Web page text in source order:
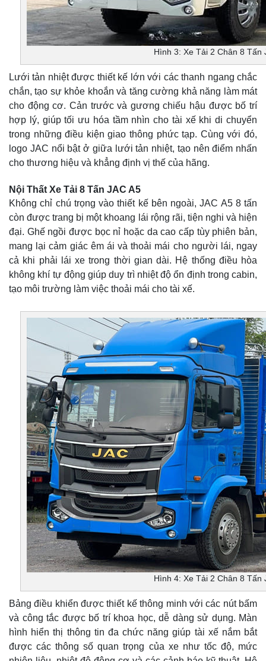
Hình 3: Xe Tải 2 Chân 8 Tấn
Lưới tản nhiệt được thiết kế lớn với các thanh ngang chắc
chắn, tạo sự khỏe khoắn và tăng cường khả năng làm mát
cho động cơ. Cản trước và gương chiếu hậu được bố trí
hợp lý, giúp tối ưu hóa tầm nhìn cho tài xế khi di chuyển
trong những điều kiện giao thông phức tạp. Cùng với đó,
logo JAC nổi bật ở giữa lưới tản nhiệt, tạo nên điểm nhấn
cho thương hiệu và khẳng định vị thế của hãng.
Nội Thất Xe Tải 8 Tấn JAC A5
Không chỉ chú trọng vào thiết kế bên ngoài, JAC A5 8 tấn
còn được trang bị một khoang lái rộng rãi, tiện nghi và hiện
đại. Ghế ngồi được bọc nỉ hoặc da cao cấp tùy phiên bản,
mang lại cảm giác êm ái và thoải mái cho người lái, ngay
cả khi phải lái xe trong thời gian dài. Hệ thống điều hòa
không khí tự động giúp duy trì nhiệt độ ổn định trong cabin,
tạo môi trường làm việc thoải mái cho tài xế.
Hình 4: Xe Tải 2 Chân 8 Tấn
Bảng điều khiển được thiết kế thông minh với các nút bấm
và công tắc được bố trí khoa học, dễ dàng sử dụng. Màn
hình hiển thị thông tin đa chức năng giúp tài xế nắm bắt
được các thông số quan trọng của xe như tốc độ, mức